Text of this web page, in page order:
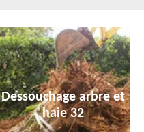
Dessouchage arbre et
haie 32